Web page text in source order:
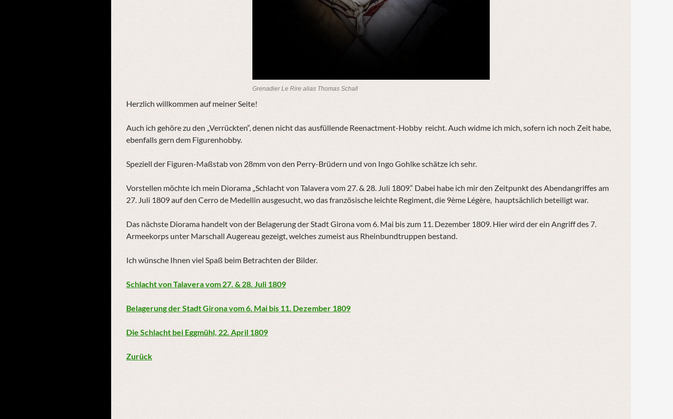
Grenadier Le Rire alias Thomas Schall
Herzlich willkommen auf meiner Seite!
Auch ich gehöre zu den „Verrückten“, denen nicht das ausfüllende Reenactment-Hobby reicht. Auch widme ich mich, sofern ich noch Zeit habe,
ebenfalls gern dem Figurenhobby.
Speziell der Figuren-Maßstab von 28mm von den Perry-Brüdern und von Ingo Gohlke schätze ich sehr.
Vorstellen möchte ich mein Diorama „Schlacht von Talavera vom 27. & 28. Juli 1809.“ Dabei habe ich mir den Zeitpunkt des Abendangriffes am
27. Juli 1809 auf den Cerro de Medellin ausgesucht, wo das französische leichte Regiment, die 9ème Légère, hauptsächlich beteiligt war.
Das nächste Diorama handelt von der Belagerung der Stadt Girona vom 6. Mai bis zum 11. Dezember 1809. Hier wird der ein Angriff des 7.
Armeekorps unter Marschall Augereau gezeigt, welches zumeist aus Rheinbundtruppen bestand.
Ich wünsche Ihnen viel Spaß beim Betrachten der Bilder.
Schlacht von Talavera vom 27. & 28. Juli 1809
Belagerung der Stadt Girona vom 6. Mai bis 11. Dezember 1809
Die Schlacht bei Eggmühl, 22. April 1809
Zurück